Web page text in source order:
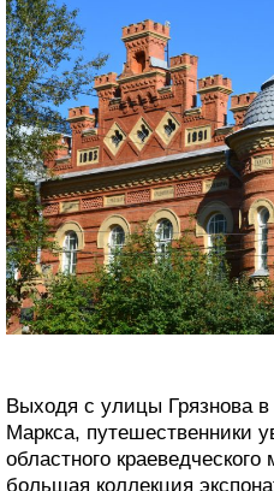
Выходя с улицы Грязнова
Маркса, путешественники
областного
большая коллекция